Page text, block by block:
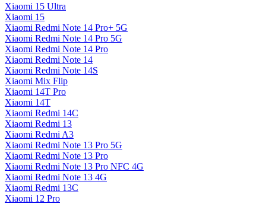
Xiaomi 15 Ultra
Xiaomi 15
Xiaomi Redmi Note 14 Pro+ 5G
Xiaomi Redmi Note 14 Pro 5G
Xiaomi Redmi Note 14 Pro
Xiaomi Redmi Note 14
Xiaomi Redmi Note 14S
Xiaomi Mix Flip
Xiaomi 14T Pro
Xiaomi 14T
Xiaomi Redmi 14C
Xiaomi Redmi 13
Xiaomi Redmi A3
Xiaomi Redmi Note 13 Pro 5G
Xiaomi Redmi Note 13 Pro
Xiaomi Redmi Note 13 Pro NFC 4G
Xiaomi Redmi Note 13 4G
Xiaomi Redmi 13C
Xiaomi 12 Pro